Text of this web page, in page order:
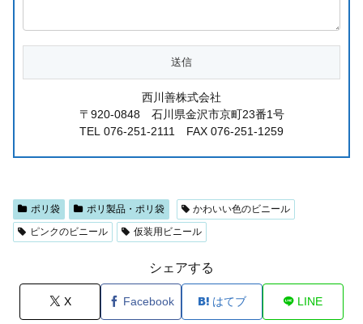
西川善株式会社
〒920-0848 石川県金沢市京町23番1号
TEL 076-251-2111 FAX 076-251-1259
ポリ袋 ポリ製品・ポリ袋
かわいい色のビニール
ピンクのビニール
仮装用ビニール
シェアする
X Facebook はてブ LINE